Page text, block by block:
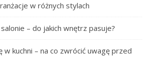
w różnych stylach
– do jakich wnętrz pasuje?
w kuchni – na co zwrócić uwagę przed